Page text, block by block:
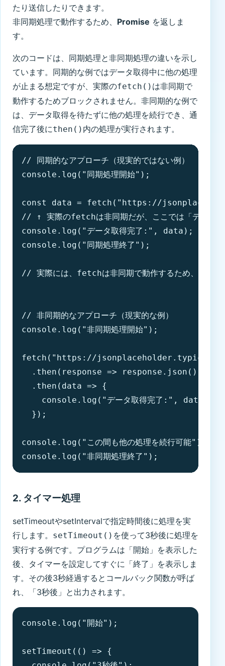
たり送信したりできます。
非同期処理で動作するため、 Promise を返しま
す。
次のコードは、同期処理と非同期処理の違いを示し
ています。同期的な例ではデータ取得中に他の処理
が止まる想定ですが、実際のfetch() は非同期で
動作するためブロックされません。非同期的な例で
は、データ取得を待たずに他の処理を続行でき、通
信完了後にthen() 内の処理が実行されます。
// 同期的なアプローチ（現実的ではない例）
console.log("同期処理開始");
const data = fetch("https://
// ↑ 実際のfetchは非同期だが、ここでは「データ取
console.log("データ取得完了:", data);
console.log("同期処理終了");
// 実際には、fetchは非同期で動作するため、上記の
// 非同期的なアプローチ（現実的な例）
console.log("非同期処理開始");
fetch("https://
  .then(response => response.json())
  .then(data => {
    console.log("データ取得完了:", data);
  });
console.log("この間も他の処理を続行可能");
console.log("非同期処理終了");
2. タイマー処理
setTimeoutやsetIntervalで指定時間後に処理を実
行します。 setTimeout() を使って3秒後に処理を
実行する例です。プログラムは「開始」を表示した
後、タイマーを設定してすぐに「終了」を表示しま
す。その後3秒経過するとコールバック関数が呼ば
れ、「3秒後」と出力されます。
console.log("開始");
setTimeout(() => {